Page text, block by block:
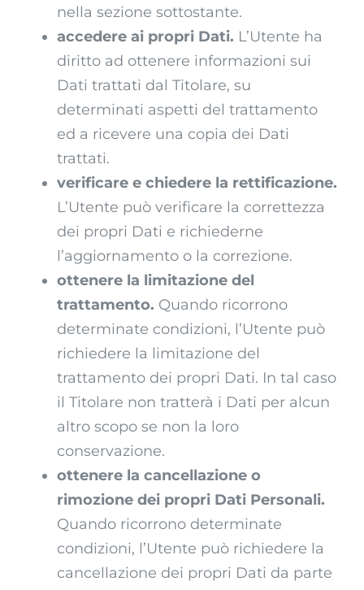
nella sezione sottostante.
accedere ai propri Dati. L’Utente ha
diritto ad ottenere informazioni sui
Dati trattati dal Titolare, su
determinati aspetti del trattamento
ed a ricevere una copia dei Dati
trattati.
verificare e chiedere la rettificazione.
L’Utente può verificare la correttezza
dei propri Dati e richiederne
l’aggiornamento o la correzione.
ottenere la limitazione del
trattamento. Quando ricorrono
determinate condizioni, l’Utente può
richiedere la limitazione del
trattamento dei propri Dati. In tal caso
il Titolare non tratterà i Dati per alcun
altro scopo se non la loro
conservazione.
ottenere la cancellazione o
rimozione dei propri Dati Personali.
Quando ricorrono determinate
condizioni, l’Utente può richiedere la
cancellazione dei propri Dati da parte